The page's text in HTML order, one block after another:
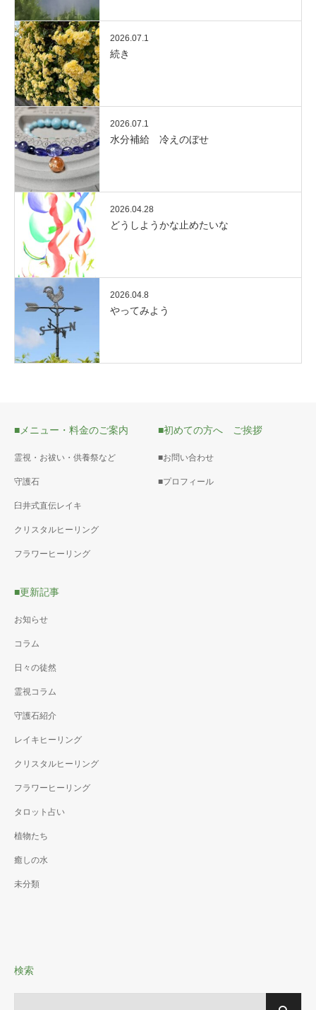
2026.07.1
続き
2026.07.1
水分補給 冷えのぼせ
2026.04.28
どうしようかな止めたいな
2026.04.8
やってみよう
■メニュー・料金のご案内
霊視・お祓い・供養祭など
守護石
臼井式直伝レイキ
クリスタルヒーリング
フラワーヒーリング
■初めての方へ ご挨拶
■お問い合わせ
■プロフィール
■更新記事
お知らせ
コラム
日々の徒然
霊視コラム
守護石紹介
レイキヒーリング
クリスタルヒーリング
フラワーヒーリング
タロット占い
植物たち
癒しの水
未分類
検索